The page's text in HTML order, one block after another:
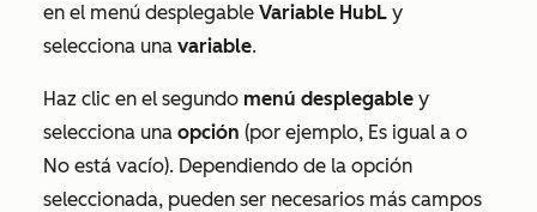
en el menú desplegable Variable HubL y
selecciona una variable.
Haz clic en el segundo menú desplegable y
selecciona una opción (por ejemplo, Es igual a o
No está vacío). Dependiendo de la opción
seleccionada, pueden ser necesarios más campos